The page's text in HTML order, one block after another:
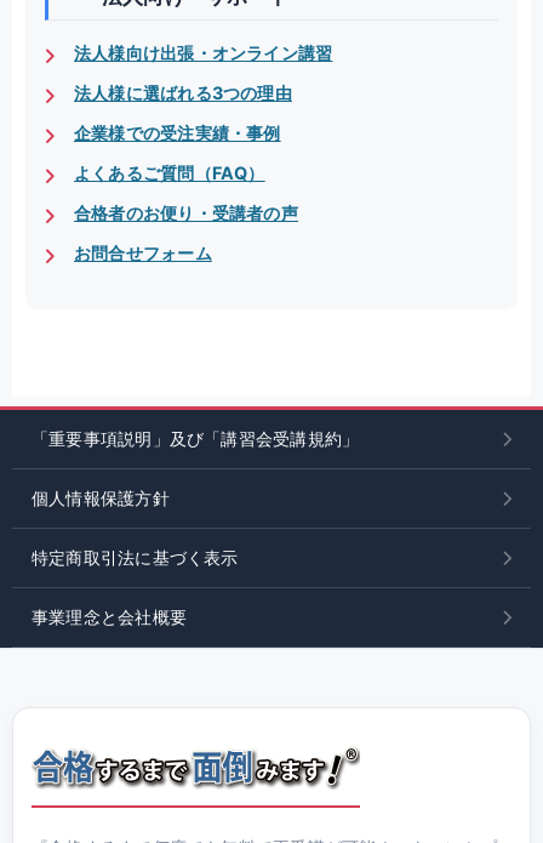
法人様向け出張・オンライン講習
法人様に選ばれる3つの理由
企業様での受注実績・事例
よくあるご質問（FAQ）
合格者のお便り・受講者の声
お問合せフォーム
「重要事項説明」及び「講習会受講規約」
個人情報保護方針
特定商取引法に基づく表示
事業理念と会社概要